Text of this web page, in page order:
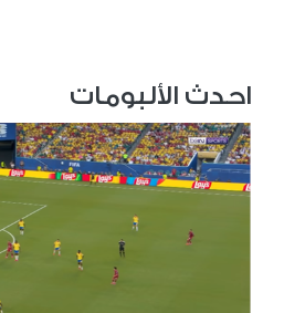
احدث الألبومات